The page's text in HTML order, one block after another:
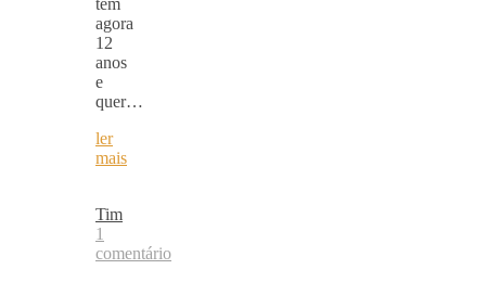
tem
agora
12
anos
e
quer…
ler
mais
Tim
1
comentário